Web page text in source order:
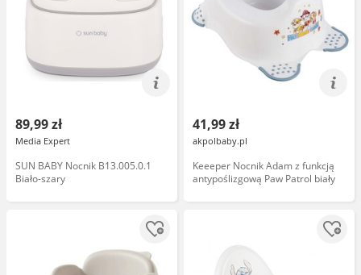
89,99 zł
Media Expert
SUN BABY Nocnik B13.005.0.1
Biało-szary
41,99 zł
akpolbaby.pl
Keeeper Nocnik Adam z funkcją
antypoślizgową Paw Patrol biały